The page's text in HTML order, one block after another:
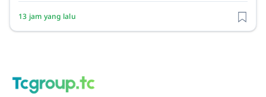
13 jam yang lalu